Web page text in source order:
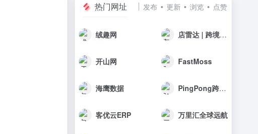
热门网址 发布 更新 浏览 点赞
绒趣网 店雷达 | 跨境选品工具
开山网 FastMoss
海鹰数据 PingPong跨境收款
客优云ERP 万里汇全球远航